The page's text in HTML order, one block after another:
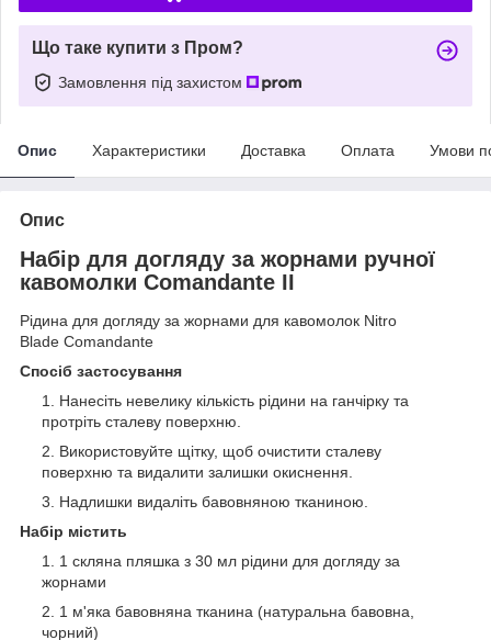
Що таке купити з Пром?
Замовлення під захистом
Опис Характеристики Доставка Оплата Умови
Опис
Набір для догляду за жорнами ручної
кавомолки Comandante II
Рідина для догляду за жорнами для кавомолок Nitro
Blade Сomandante
Спосіб застосування
Нанесіть невелику кількість рідини на ганчірку та
протріть сталеву поверхню.
Використовуйте щітку, щоб очистити сталеву
поверхню та видалити залишки окиснення.
Надлишки видаліть бавовняною тканиною.
Набір містить
1 скляна пляшка з 30 мл рідини для догляду за
жорнами
1 м'яка бавовняна тканина (натуральна бавовна,
чорний)